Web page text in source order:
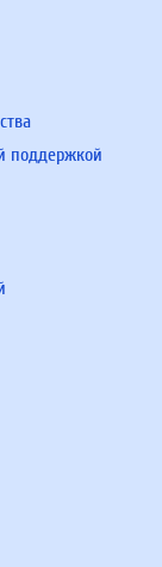
поддержкой